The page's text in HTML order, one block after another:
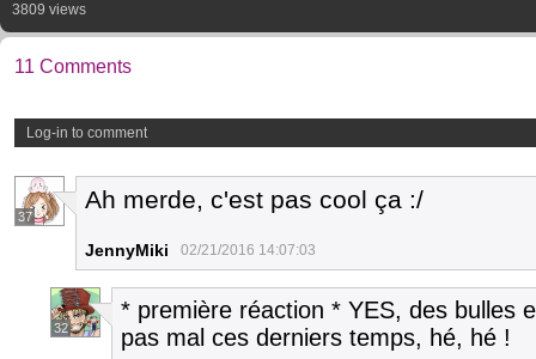
3809 views
11 Comments
Log-in to comment
37
Ah merde, c'est pas cool ça :/
JennyMiki 02/21/2016 14:07:03
32
* première réaction * YES, des bulles
pas mal ces derniers temps, hé, hé !